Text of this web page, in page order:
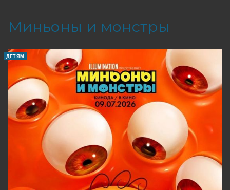
Миньоны и монстры
ДЕТЯМ